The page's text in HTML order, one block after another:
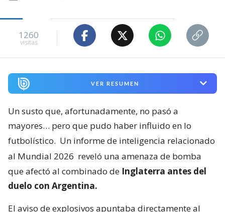
1260
visitas
VER RESUMEN
Un susto que, afortunadamente, no pasó a
mayores… pero que pudo haber influido en lo
futbolístico. Un informe de inteligencia relacionado
al Mundial 2026 reveló una amenaza de bomba
que afectó al combinado de Inglaterra antes del
duelo con Argentina.
El aviso de explosivos apuntaba directamente al